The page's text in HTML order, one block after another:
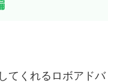
てくれるロボアドバ